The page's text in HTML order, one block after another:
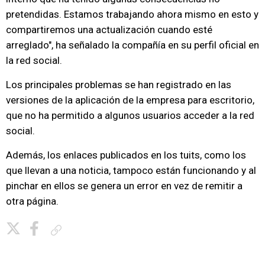
pretendidas. Estamos trabajando ahora mismo en esto y
compartiremos una actualización cuando esté
arreglado", ha señalado la compañía en su perfil oficial en
la red social.
Los principales problemas se han registrado en las
versiones de la aplicación de la empresa para escritorio,
que no ha permitido a algunos usuarios acceder a la red
social.
Además, los enlaces publicados en los tuits, como los
que llevan a una noticia, tampoco están funcionando y al
pinchar en ellos se genera un error en vez de remitir a
otra página.